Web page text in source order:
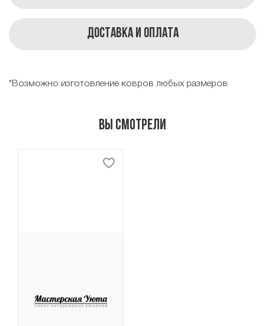
Доставка и оплата
*Возможно изготовление ковров любых размеров
Вы смотрели